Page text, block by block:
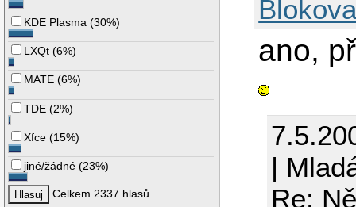
KDE Plasma (30%)
LXQt (6%)
MATE (6%)
TDE (2%)
Xfce (15%)
jiné/žádné (23%)
Celkem 2337 hlasů
ano,
|
Re: